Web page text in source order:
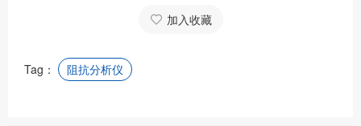
加入收藏
Tag： 阻抗分析仪